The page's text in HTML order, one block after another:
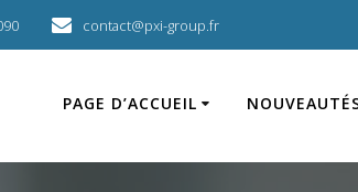
contact@pxi-group.fr
PAGE D’ACCUEIL